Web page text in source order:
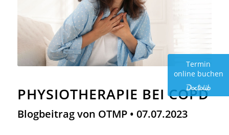
PHYSIOTHERAPIE BEI COPD
Blogbeitrag von OTMP • 07.07.2023
Termin
online buchen